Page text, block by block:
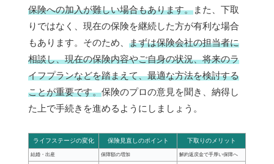
保険への加入が難しい場合もあります。また、下取
りではなく、現在の保険を継続した方が有利な場合
もあります。そのため、 まずは保険会社の担当者に
相談し、現在の保険内容やご自身の状況、将来のラ
イフプランなどを踏まえて、最適な方法を検討する
ことが重要です。保険のプロの意見を聞き、納得し
た上で手続きを進めるようにしましょう。
ライフステージの変化 保険見直しのポイント 下取りのメリット
結婚・出産 保障額の増加 解約返戻金で手厚い保障へ